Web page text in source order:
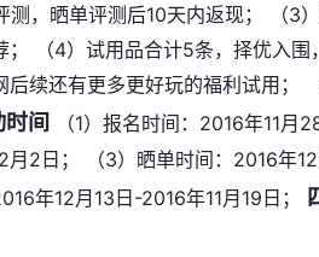
，晒单评测后10天内返现； （3）
； （4）试用品合计5条，择优入围
后续还有更多更好玩的福利试用；
间
（1）报名时间：2016年11月
月2日； （3）晒单时间：2016年
年12月13日-2016年11月19日；